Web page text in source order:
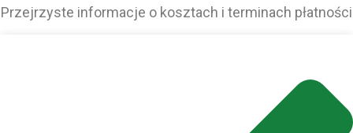
Przejrzyste informacje o kosztach i terminach płatności